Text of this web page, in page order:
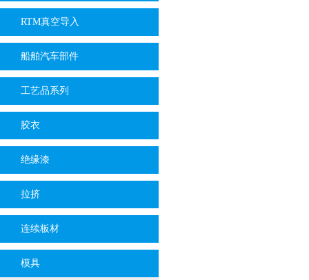
RTM真空导入
船舶汽车部件
工艺品系列
胶衣
绝缘漆
拉挤
连续板材
模具